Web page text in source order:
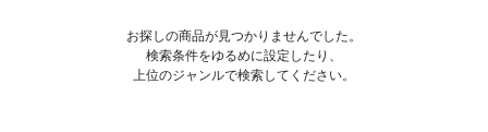
お探しの商品が見つかりませんでした。
検索条件をゆるめに設定したり、
上位のジャンルで検索してください。